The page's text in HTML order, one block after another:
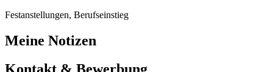
Festanstellungen, Berufseinstieg
Meine Notizen
Kontakt & Bewerbung